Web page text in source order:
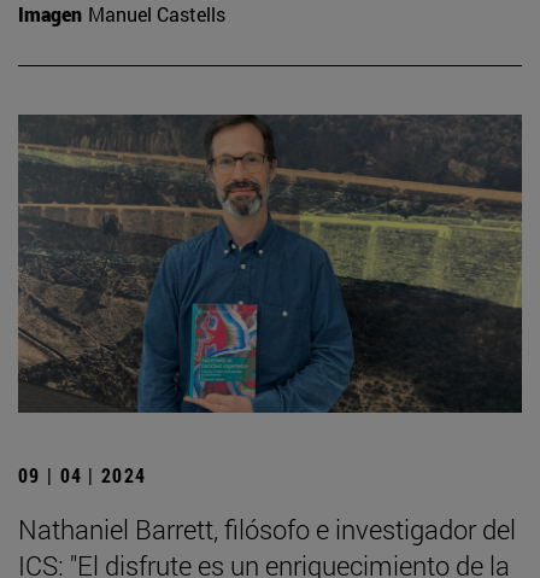
Imagen Manuel Castells
09 | 04 | 2024
Nathaniel Barrett, filósofo e investigador del
ICS: "El disfrute es un enriquecimiento de la